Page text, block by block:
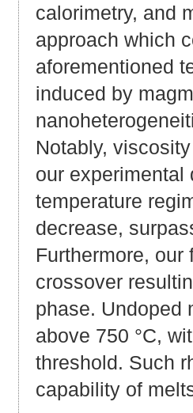
calorimetry, and
approach which
aforementioned
induced by
Notably,
our experimental
temperature
decrease,
Furthermore,
crossover
phase. Undoped
above 750 °C,
threshold. Such
capability of